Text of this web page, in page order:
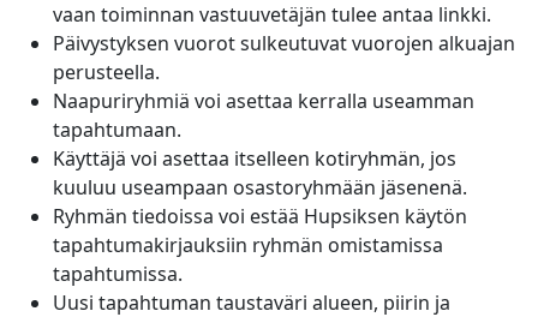
vaan toiminnan vastuuvetäjän tulee antaa linkki.
Päivystyksen vuorot sulkeutuvat vuorojen alkuajan
perusteella.
Naapuriryhmiä voi asettaa kerralla useamman
tapahtumaan.
Käyttäjä voi asettaa itselleen kotiryhmän, jos
kuuluu useampaan osastoryhmään jäsenenä.
Ryhmän tiedoissa voi estää Hupsiksen käytön
tapahtumakirjauksiin ryhmän omistamissa
tapahtumissa.
Uusi tapahtuman taustaväri alueen, piirin ja